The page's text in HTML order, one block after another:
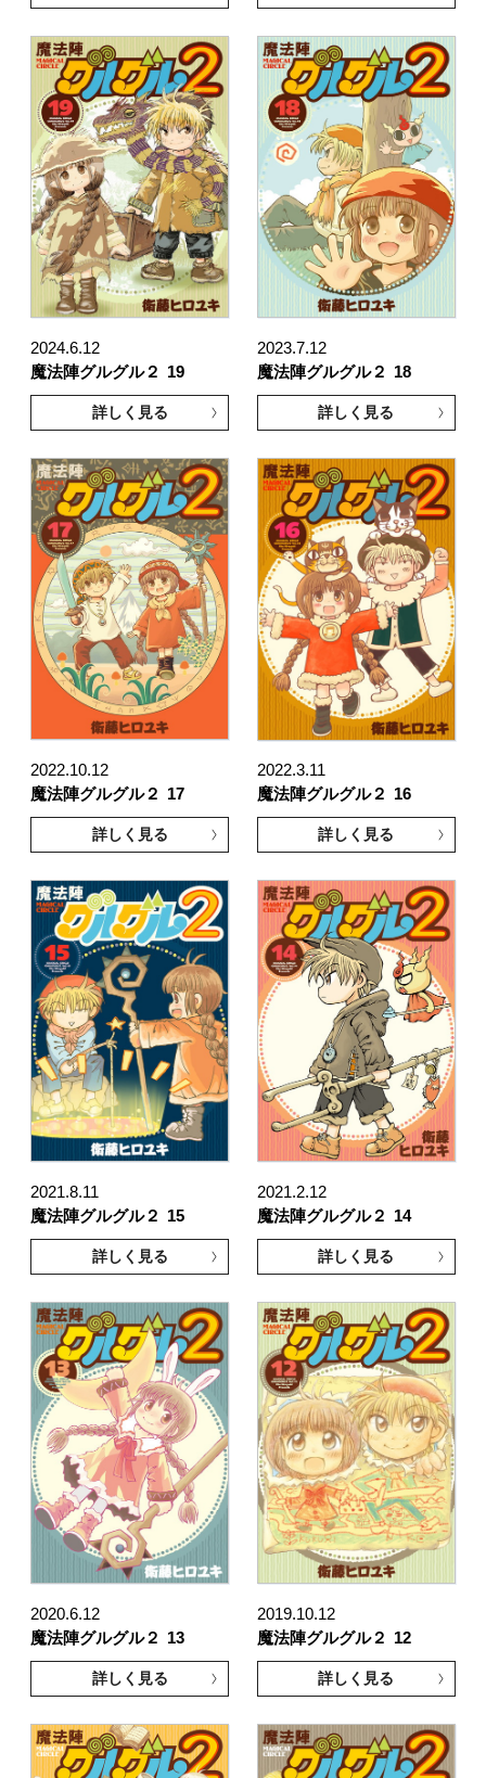
2024.6.12
魔法陣グルグル２
19
詳しく見る
2023.7.12
魔法陣グルグル２
18
詳しく見る
2022.10.12
魔法陣グルグル２
17
詳しく見る
2022.3.11
魔法陣グルグル２
16
詳しく見る
2021.8.11
魔法陣グルグル２
15
詳しく見る
2021.2.12
魔法陣グルグル２
14
詳しく見る
2020.6.12
魔法陣グルグル２
13
詳しく見る
2019.10.12
魔法陣グルグル２
12
詳しく見る